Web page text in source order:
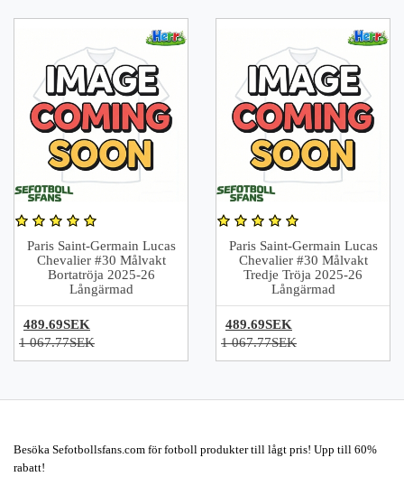
Paris Saint-Germain Lucas
Chevalier #30 Målvakt
Bortatröja 2025-26
Långärmad
489.69SEK
1 067.77SEK
Paris Saint-Germain Lucas
Chevalier #30 Målvakt
Tredje Tröja 2025-26
Långärmad
489.69SEK
1 067.77SEK
Besöka Sefotbollsfans.com för fotboll produkter till lågt pris! Upp till 60%
rabatt!